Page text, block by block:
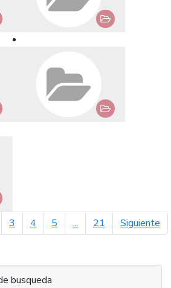
3 4 5 ... 21 Siguiente
busqueda